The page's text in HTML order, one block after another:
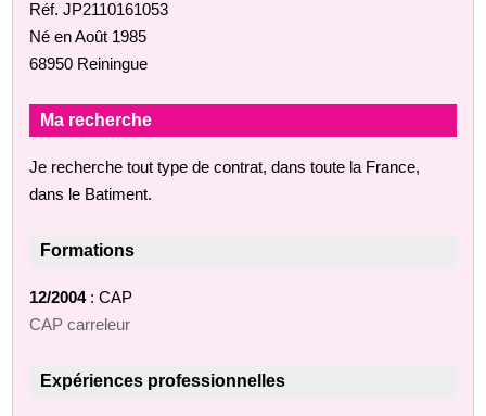
Réf. JP2110161053
Né en Août 1985
68950 Reiningue
Ma recherche
Je recherche tout type de contrat, dans toute la France,
dans le Batiment.
Formations
12/2004: CAP
CAP carreleur
Expériences professionnelles